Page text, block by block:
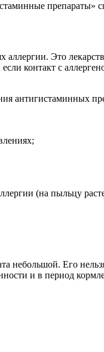
препараты»
Это
контакт с
антигистаминных
(на пыльцу
небольшой. Его
и в период